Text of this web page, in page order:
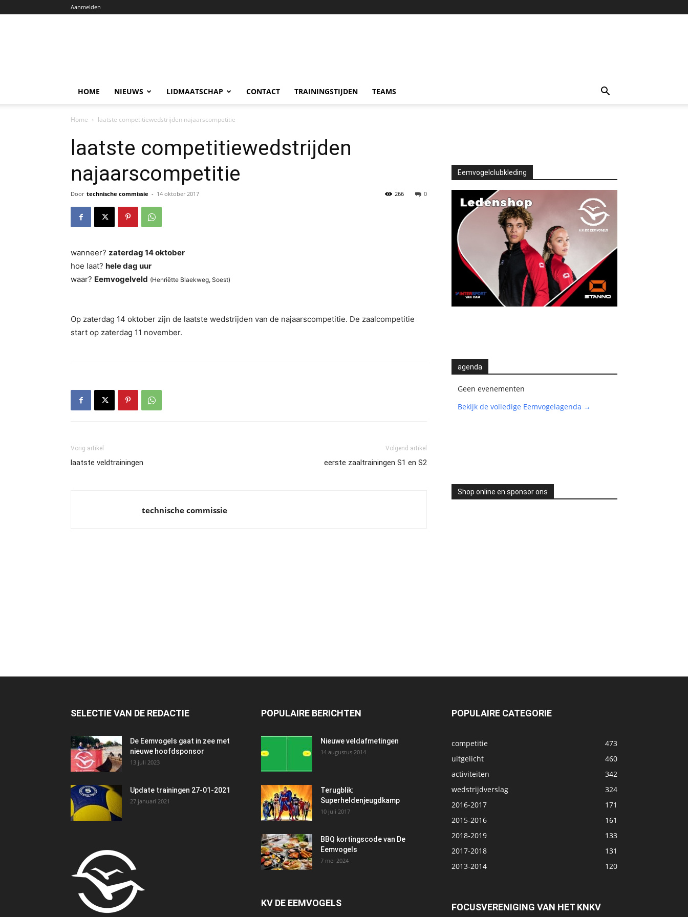
Aanmelden
HOME NIEUWS LIDMAATSCHAP CONTACT TRAININGSTIJDEN TEAMS
Home laatste competitiewedstrijden najaarscompetitie
laatste competitiewedstrijden
najaarscompetitie
Door technische commissie - 14 oktober 2017 0
266
wanneer? zaterdag 14 oktober
hoe laat? hele dag uur
waar? Eemvogelveld (Henriëtte Blaekweg, Soest)
Op zaterdag 14 oktober zijn de laatste wedstrijden van de najaarscompetitie. De zaalcompetitie
start op zaterdag 11 november.
Vorig artikel
laatste veldtrainingen
Volgend artikel
eerste zaaltrainingen S1 en S2
technische commissie
Eemvogelclubkleding
agenda
Geen evenementen
Bekijk de volledige Eemvogelagenda →
Shop online en sponsor ons
SELECTIE VAN DE REDACTIE
De Eemvogels gaat in zee met
nieuwe hoofdsponsor
13 juli 2023
Update trainingen 27-01-2021
27 januari 2021
POPULAIRE BERICHTEN
Nieuwe veldafmetingen
14 augustus 2014
Terugblik:
Superheldenjeugdkamp
10 juli 2017
BBQ kortingscode van De
Eemvogels
7 mei 2024
KV DE EEMVOGELS
POPULAIRE CATEGORIE
competitie
473
uitgelicht
460
activiteiten
342
wedstrijdverslag
324
2016-2017
171
2015-2016
161
2018-2019
133
2017-2018
131
2013-2014
120
FOCUSVERENIGING VAN HET KNKV